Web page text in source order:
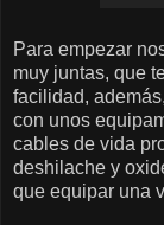
Para empezar
muy juntas, que
facilidad,
con unos
cables de vida
deshilache y
que equipar una